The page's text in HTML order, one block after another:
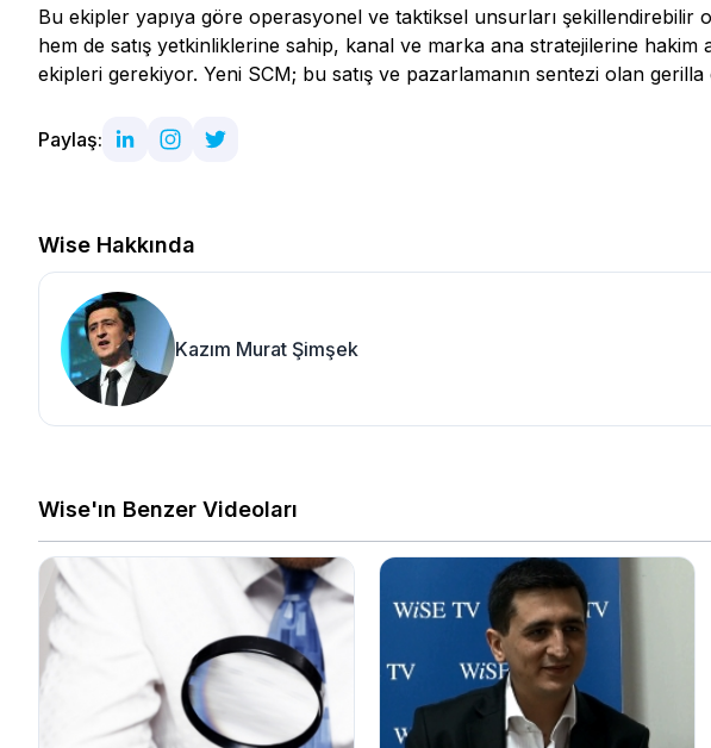
Bu ekipler yapıya göre operasyonel ve taktiksel unsurları şekillendirebilir
hem de satış yetkinliklerine sahip, kanal ve marka ana stratejilerine hakim
ekipleri gerekiyor. Yeni SCM; bu satış ve pazarlamanın sentezi olan gerilla
Paylaş:
Wise Hakkında
Kazım Murat Şimşek
Wise'ın Benzer Videoları